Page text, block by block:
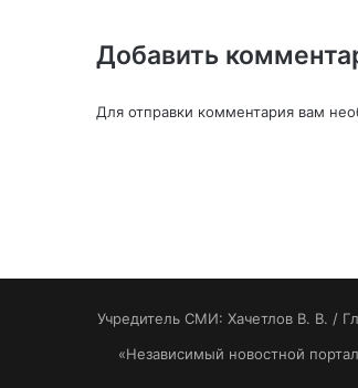
Добавить
Для отправки комментария вам
Учредитель СМИ: Хaчeтлoв B. B. /
«Независимый новостной